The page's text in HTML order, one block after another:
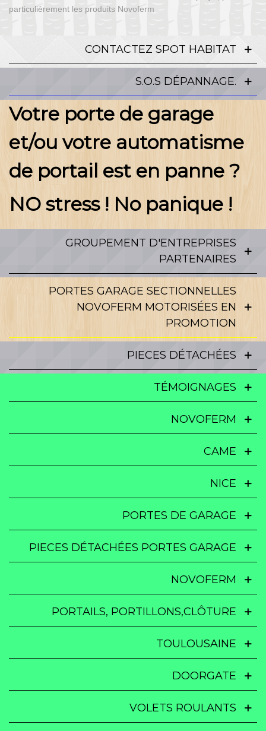
particulièrement les produits Novoferm
CONTACTEZ SPOT HABITAT
S.O.S DÉPANNAGE.
Votre porte de garage
et/ou votre automatisme
de portail est en panne ?
NO stress ! No panique !
GROUPEMENT D'ENTREPRISES
PARTENAIRES
PORTES GARAGE SECTIONNELLES
NOVOFERM MOTORISÉES EN
PROMOTION
PIECES DÉTACHÉES
TÉMOIGNAGES
NOVOFERM
CAME
NICE
PORTES DE GARAGE
PIECES DÉTACHÉES PORTES GARAGE
NOVOFERM
PORTAILS, PORTILLONS,CLÔTURE
TOULOUSAINE
DOORGATE
VOLETS ROULANTS